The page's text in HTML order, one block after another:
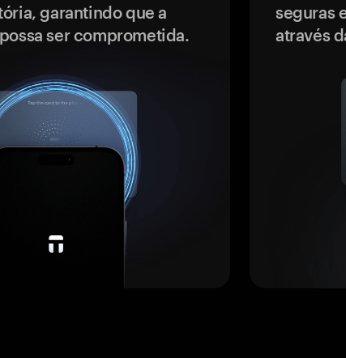
garantindo que a
ser comprometida.
seguras
através